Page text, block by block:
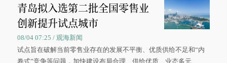
大学材料科学与工程学院材料类专业的录取通知书。
青岛拟入选第二批全国零售业
创新提升试点城市
08/04 07:25 / 观海新闻
试点旨在破解当前零售业存在的发展不平衡、优质供给不足和“内
卷式”竞争等问题，加快建设布局合理、供给优质、业态多元、智